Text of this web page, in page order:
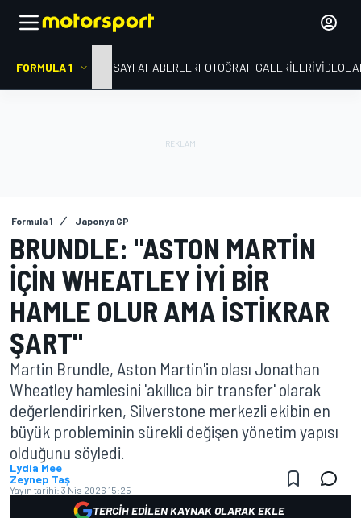
FORMULA 1 ANA SAYFAHABERLERFOTOĞRAF GALERILERI
Formula 1 Japonya GP
BRUNDLE: "ASTON MARTIN
IÇIN WHEATLEY IYI BIR
HAMLE OLUR AMA ISTIKRAR
ŞART"
Martin Brundle, Aston Martin'in olası Jonathan
Wheatley hamlesini 'akıllıca bir transfer' olarak
değerlendirirken, Silverstone merkezli ekibin en
büyük probleminin sürekli değişen yönetim yapısı
olduğunu söyledi.
Lydia Mee
Zeynep Taş
Yayın tarihi: 3 Nis 2026 15:25
TERCIH EDILEN KAYNAK OLARAK EKLE